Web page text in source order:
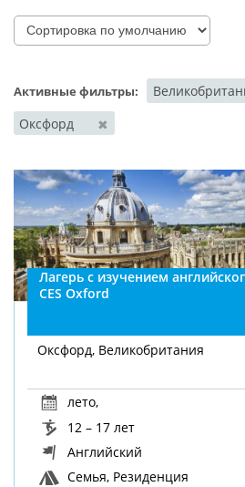
Активные фильтры:
Оксфорд
✖
Лагерь с изучением
CES Oxford
Оксфорд, Великобритания
лето,
12 – 17 лет
Английский
Семья, Резиденция